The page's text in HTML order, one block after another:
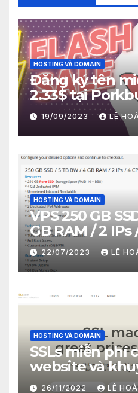
HOSTING VÀ DOMAIN
Đăng ký tên
2.33$ tại
19/09/2023 LÊ
HOSTING VÀ DOMAIN
VPS 250 GB
GB RAM / 2 IPs
30$/năm
22/07/2023 LÊ
HOSTING VÀ DOMAIN
SSLs miễn phí
website và
2.99$
26/11/2022 LÊ